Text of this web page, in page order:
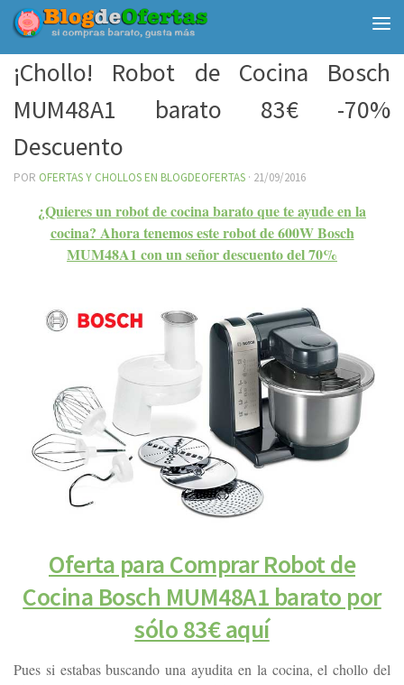
Debajo del contenido
¡Chollo! Robot de Cocina Bosch
MUM48A1 barato 83€ -70%
Descuento
POR OFERTAS Y CHOLLOS EN BLOGDEOFERTAS · 21/09/2016
¿Quieres un robot de cocina barato que te ayude en la
cocina? Ahora tenemos este robot de 600W Bosch
MUM48A1 con un señor descuento del 70%
Oferta para Comprar Robot de
Cocina Bosch MUM48A1 barato por
sólo 83€ aquí
Pues si estabas buscando una ayudita en la cocina, el chollo del